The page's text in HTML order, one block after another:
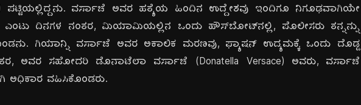
ಪಟ್ಟಿಯಲ್ಲಿದ್ದನು. ವರ್ಸಾಚೆ ಅವರ ಹತ್ಯೆಯ ಹಿಂದಿನ ಉದ್ದೇಶವು ಇಂದಿಗೂ ನಿಗೂಢವಾಗಿಯೇ
ದಿನಗಳ ನಂತರ, ಮಿಯಾಮಿಯಲ್ಲಿನ ಒಂದು ಹೌಸ್‌ಬೋಟ್‌ನಲ್ಲಿ, ಪೊಲೀಸರು ತನ್ನನ್ನು
ಗಿಯಾನ್ನಿ ವರ್ಸಾಚೆ ಅವರ ಅಕಾಲಿಕ ಮರಣವು, ಫ್ಯಾಷನ್ ಉದ್ಯಮಕ್ಕೆ ಒಂದು ದೊಡ್ಡ
ಅವರ ಸಹೋದರಿ ಡೊನಾಟೆಲಾ ವರ್ಸಾಚೆ (Donatella Versace) ಅವರು, ವರ್ಸಾಚೆ
ಅಧಿಕಾರ ವಹಿಸಿಕೊಂಡರು.